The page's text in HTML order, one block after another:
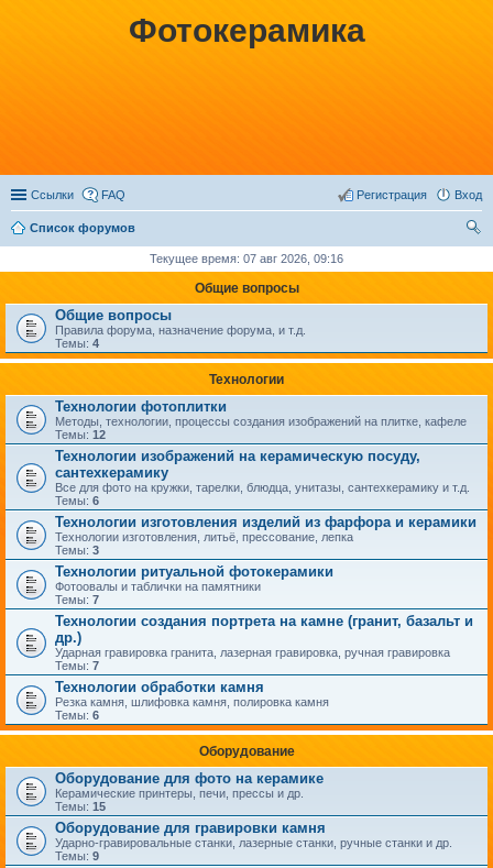
Фотокерамика
Ссылки FAQ Вход
Регистрация
Список форумов
Текущее время: 07 авг 2026, 09:16
Общие вопросы
Общие вопросы
Правила форума, назначение форума, и т.д.
Темы: 4
Технологии
Технологии фотоплитки
Методы, технологии, процессы создания изображений на плитке, кафеле
Темы: 12
Технологии изображений на керамическую посуду,
сантехкерамику
Все для фото на кружки, тарелки, блюдца, унитазы, сантехкерамику и т.д.
Темы: 6
Технологии изготовления изделий из фарфора и керамики
Технологии изготовления, литьё, прессование, лепка
Темы: 3
Технологии ритуальной фотокерамики
Фотоовалы и таблички на памятники
Темы: 7
Технологии создания портрета на камне (гранит, базальт и
др.)
Ударная гравировка гранита, лазерная гравировка, ручная гравировка
Темы: 7
Технологии обработки камня
Резка камня, шлифовка камня, полировка камня
Темы: 6
Оборудование
Оборудование для фото на керамике
Керамические принтеры, печи, прессы и др.
Темы: 15
Оборудование для гравировки камня
Ударно-гравировальные станки, лазерные станки, ручные станки и др.
Темы: 9